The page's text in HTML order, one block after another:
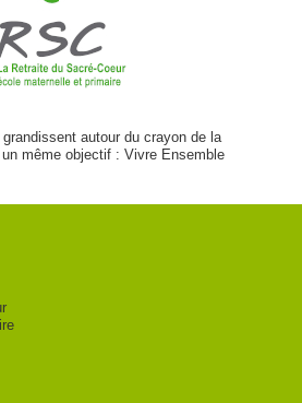
autour du crayon de la
même objectif : Vivre Ensemble